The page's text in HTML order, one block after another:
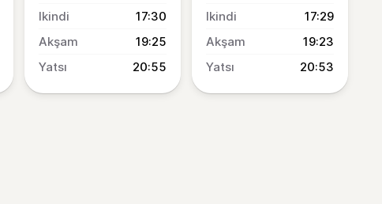
17:30
19:25
20:55
17:29
19:23
20:53